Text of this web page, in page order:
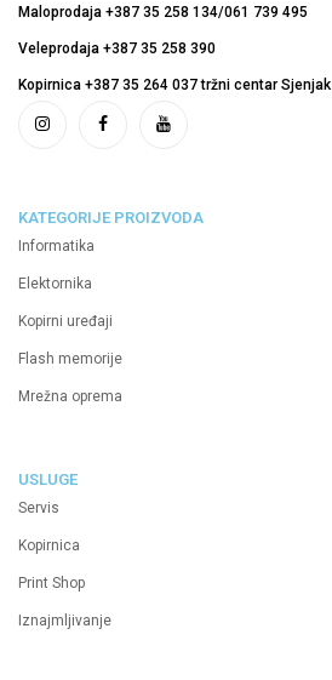
Maloprodaja +387 35 258 134/061 739 495
Veleprodaja +387 35 258 390
Kopirnica +387 35 264 037 tržni centar Sjenjak
KATEGORIJE PROIZVODA
Informatika
Elektornika
Kopirni uređaji
Flash memorije
Mrežna oprema
USLUGE
Servis
Kopirnica
Print Shop
Iznajmljivanje